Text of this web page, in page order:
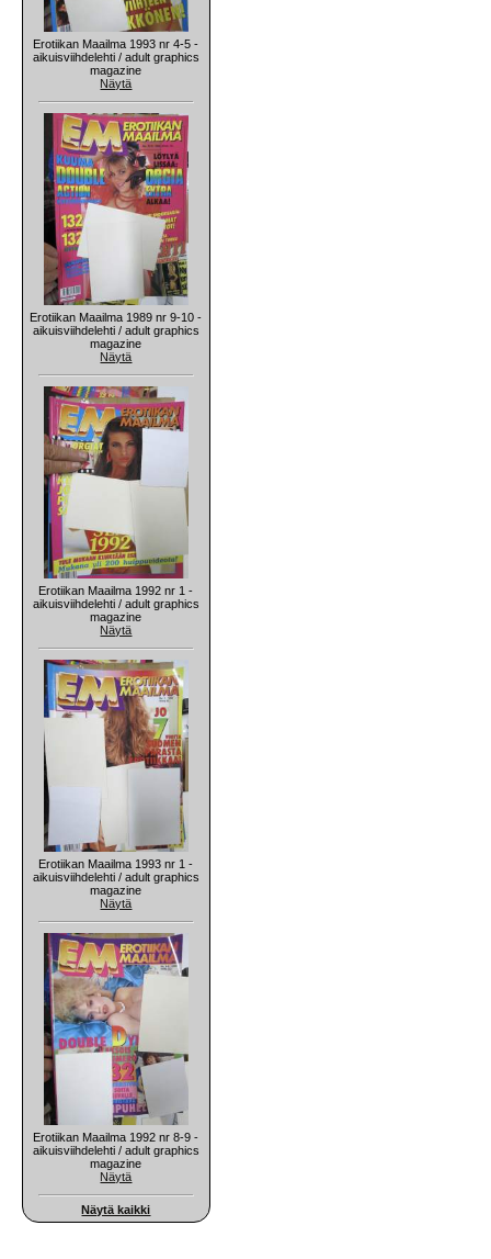
Erotiikan Maailma 1993 nr 4-5 -
aikuisviihdelehti / adult graphics
magazine
Näytä
Erotiikan Maailma 1989 nr 9-10 -
aikuisviihdelehti / adult graphics
magazine
Näytä
Erotiikan Maailma 1992 nr 1 -
aikuisviihdelehti / adult graphics
magazine
Näytä
Erotiikan Maailma 1993 nr 1 -
aikuisviihdelehti / adult graphics
magazine
Näytä
Erotiikan Maailma 1992 nr 8-9 -
aikuisviihdelehti / adult graphics
magazine
Näytä
Näytä kaikki